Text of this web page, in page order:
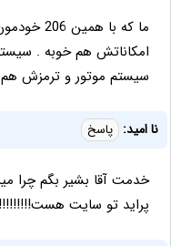
ما که با
امکاناتش هم خوبه .
سیستم موتور و ترمزش
نا امید: پاسخ
پراید تو سایت